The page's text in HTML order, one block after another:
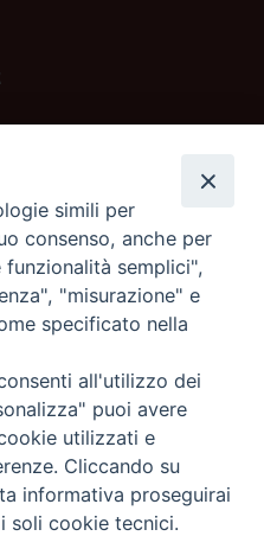
simili per
consenso, anche per
semplici",
"misurazione" e
specificato nella
all'utilizzo dei
puoi avere
utilizzati e
Cliccando su
informativa proseguirai
soli cookie tecnici.